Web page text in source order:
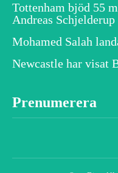
Tottenham bjöd 55
Andreas Schjelderup
Mohamed Salah
Newcastle har visat
Prenumerera